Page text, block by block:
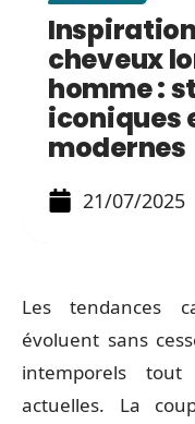
cheveux
homme :
iconiques
modernes
21/07/2025
Les tendances
évoluent sans
intemporels
actuelles. La